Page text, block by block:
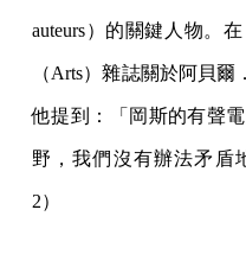
auteurs）的關鍵人物。
（Arts）雜誌關於阿貝爾
他提到：「岡斯的有聲
野，我們沒有辦法矛盾
2）